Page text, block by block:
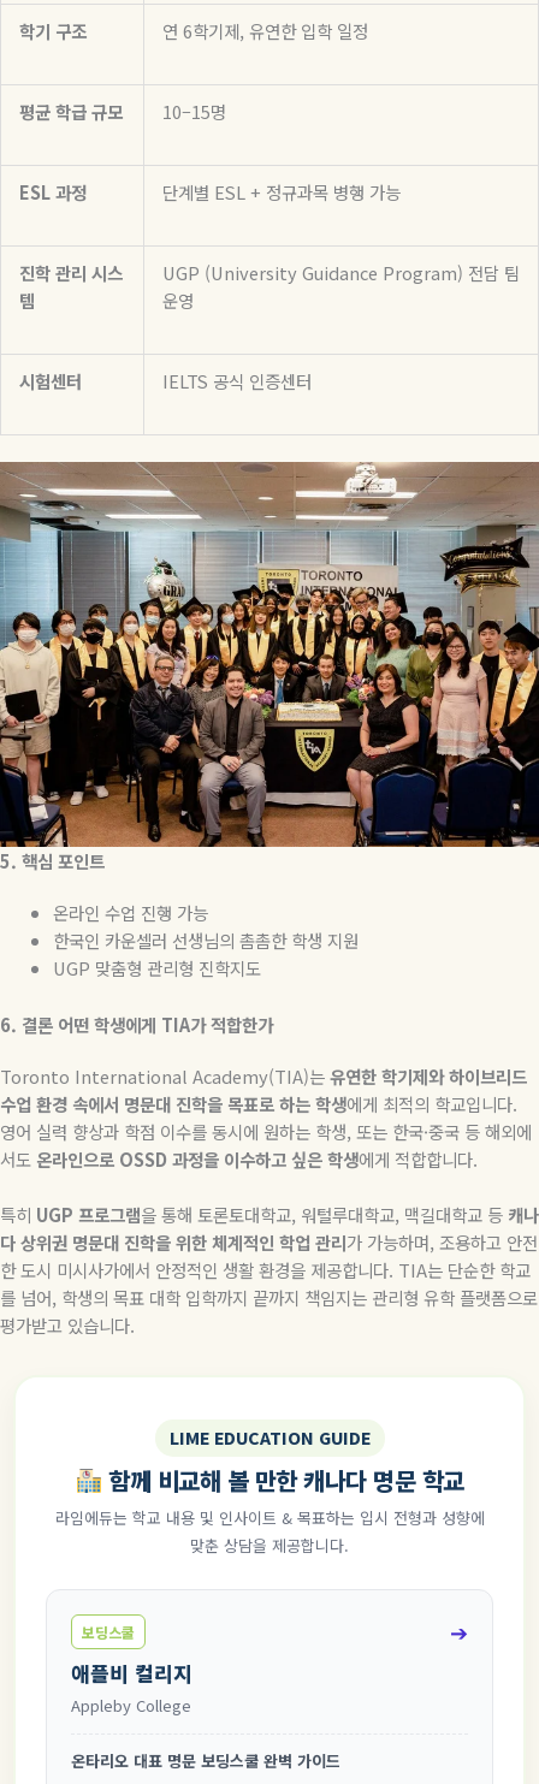
학기 구조 연 6학기제, 유연한 입학 일정
평균 학급 규모 10–15명
ESL과정 단계별 ESL + 정규과목 병행 가능
진학 관리 시스
템
UGP (University Guidance Program) 전담 팀
운영
시험센터 IELTS 공식 인증센터
5. 핵심 포인트
온라인 수업 진행 가능
한국인 카운셀러 선생님의 촘촘한 학생 지원
UGP 맞춤형 관리형 진학지도
6. 결론 어떤학생에게 TIA가적합한가
Toronto International Academy(TIA)는유연한학기제와하이브리드
수업 환경 속에서 명문대 진학을 목표로하는학생에게 최적의 학교입니다.
영어 실력 향상과 학점 이수를 동시에 원하는 학생, 또는 한국·중국 등 해외에
서도 온라인으로 OSSD 과정을 이수하고싶은학생에게 적합합니다.
특히 UGP 프로그램을 통해 토론토대학교, 워털루대학교, 맥길대학교 등 캐나
다상위권 명문대 진학을위한체계적인 학업 관리가 가능하며, 조용하고 안전
한 도시 미시사가에서 안정적인 생활 환경을 제공합니다. TIA는 단순한 학교
를 넘어, 학생의 목표 대학 입학까지 끝까지 책임지는 관리형 유학 플랫폼으로
평가받고 있습니다.
LIME EDUCATION GUIDE
함께 비교해 볼 만한 캐나다 명문 학교
라임에듀는 학교 내용 및 인사이트 & 목표하는 입시 전형과 성향에
맞춘 상담을 제공합니다.
보딩스쿨 ➔
애플비 컬리지
Appleby College
온타리오 대표 명문 보딩스쿨 완벽 가이드